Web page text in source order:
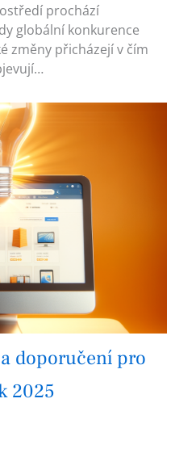
prochází
globální konkurence
změny přicházejí v čím
doporučení pro
2025